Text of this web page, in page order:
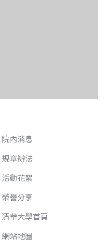
院內消息
規章辦法
活動花絮
榮譽分享
清華大學首頁
網站地圖